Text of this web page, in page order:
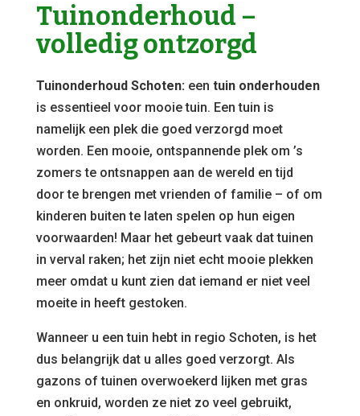
Tuinonderhoud –
volledig ontzorgd
Tuinonderhoud Schoten: een tuin onderhouden
is essentieel voor mooie tuin. Een tuin is
namelijk een plek die goed verzorgd moet
worden. Een mooie, ontspannende plek om ’s
zomers te ontsnappen aan de wereld en tijd
door te brengen met vrienden of familie – of om
kinderen buiten te laten spelen op hun eigen
voorwaarden! Maar het gebeurt vaak dat tuinen
in verval raken; het zijn niet echt mooie plekken
meer omdat u kunt zien dat iemand er niet veel
moeite in heeft gestoken.
Wanneer u een tuin hebt in regio Schoten, is het
dus belangrijk dat u alles goed verzorgt. Als
gazons of tuinen overwoekerd lijken met gras
en onkruid, worden ze niet zo veel gebruikt,